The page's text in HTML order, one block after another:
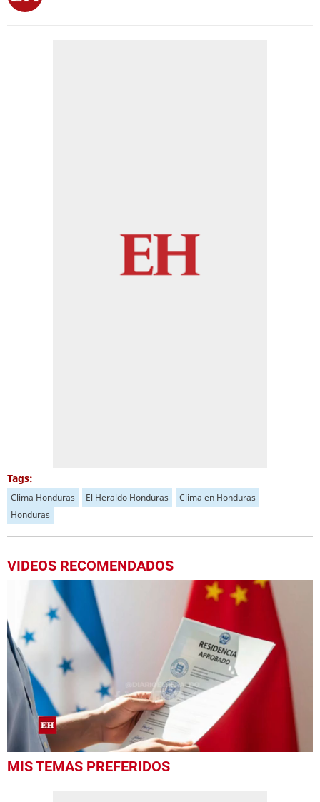
Tags:
Clima Honduras El Heraldo Honduras
Clima en Honduras
Honduras
VIDEOS RECOMENDADOS
seconds
MIS TEMAS PREFERIDOS